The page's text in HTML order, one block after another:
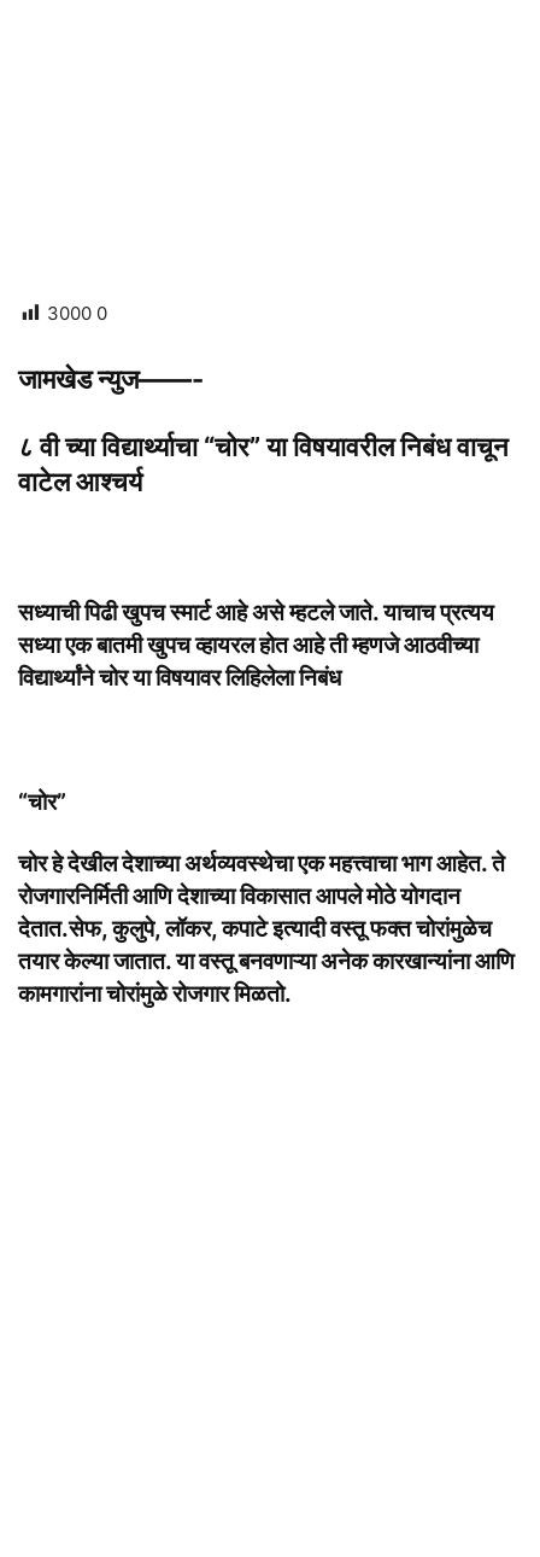
3000 0
जामखेड न्युज——-
८ वी च्या विद्यार्थ्याचा “चोर” या विषयावरील निबंधवाचून
वाटेल आश्चर्य
सध्याची पिढी खुपच स्मार्ट आहे असे म्हटले जाते. याचाच प्रत्यय
सध्या एक बातमी खुपच व्हायरल होत आहे ती म्हणजे आठवीच्या
विद्यार्थ्यांने चोर या विषयावर लिहिलेला निबंध
“चोर”
चोर हे देखील देशाच्या अर्थव्यवस्थेचा एक महत्त्वाचा भाग आहेत. ते
रोजगारनिर्मिती आणि देशाच्या विकासात आपले मोठे योगदान
देतात.सेफ, कुलुपे, लॉकर, कपाटे इत्यादी वस्तू फक्त चोरांमुळेच
तयार केल्या जातात. या वस्तू बनवणाऱ्या अनेक कारखान्यांना आणि
कामगारांना चोरांमुळे रोजगार मिळतो.